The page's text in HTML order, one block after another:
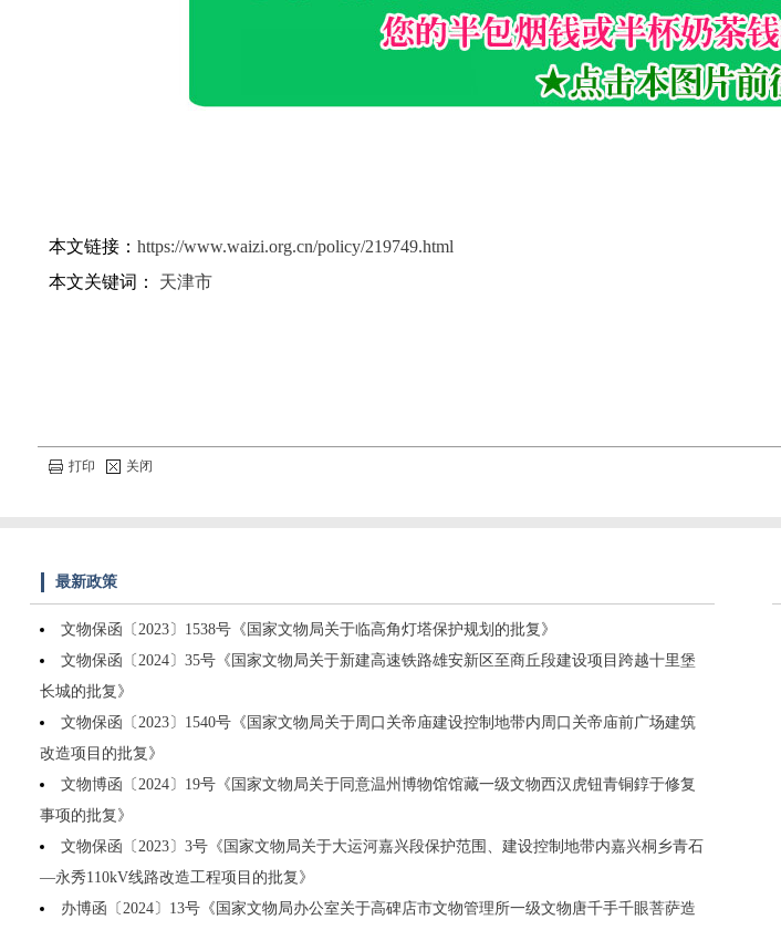
本文链接： https://www.waizi.org.cn/policy/219749.html
本文关键词： 天津市
打印 关闭
最新政策
文物保函〔2023〕1538号《国家文物局关于临高角灯塔保护规划的批复》
文物保函〔2024〕35号《国家文物局关于新建高速铁路雄安新区至商丘段建设项目跨越十里堡
长城的批复》
文物保函〔2023〕1540号《国家文物局关于周口关帝庙建设控制地带内周口关帝庙前广场建筑
改造项目的批复》
文物博函〔2024〕19号《国家文物局关于同意温州博物馆馆藏一级文物西汉虎钮青铜錞于修复
事项的批复》
文物保函〔2023〕3号《国家文物局关于大运河嘉兴段保护范围、建设控制地带内嘉兴桐乡青石
—永秀110kV线路改造工程项目的批复》
办博函〔2024〕13号《国家文物局办公室关于高碑店市文物管理所一级文物唐千手千眼菩萨造